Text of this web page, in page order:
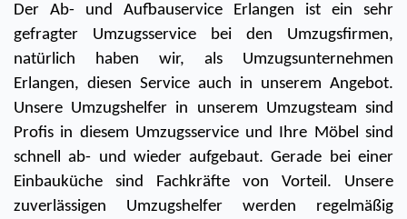
Der Ab- und Aufbauservice Erlangen ist ein sehr
gefragter Umzugsservice bei den Umzugsfirmen,
natürlich haben wir, als Umzugsunternehmen
Erlangen, diesen Service auch in unserem Angebot.
Unsere Umzugshelfer in unserem Umzugsteam sind
Profis in diesem Umzugsservice und Ihre Möbel sind
schnell ab- und wieder aufgebaut. Gerade bei einer
Einbauküche sind Fachkräfte von Vorteil. Unsere
zuverlässigen Umzugshelfer werden regelmäßig